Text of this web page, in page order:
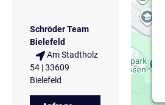
Schröder Team
Bielefeld
Am Stadtholz
54 | 33609
Bielefeld